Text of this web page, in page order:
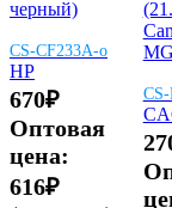
черный)
CS-CF233A-o
HP
670₽
Оптовая
цена:
616₽